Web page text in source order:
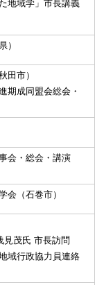
地域学」市長講義
）
田市）
期成同盟会総会・
会・総会・講演
会（石巻市）
見茂氏 市長訪問
域行政協力員連絡